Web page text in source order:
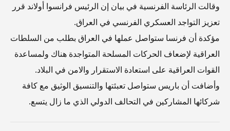
وقالت الرئاسة الفرنسية في بيان إن الرئيس فرانسوا أولاند قرر
تعزيز التواجد العسكري الفرنسي في العراق.
مؤكدة أن فرنسا ستواصل عملها في العراق بطلب من السلطات
العراقية لإضعاف الحركات المسلحة المتواجدة هناك ولمساعدة
القوات العراقية على استعادة الاستقرار والامن في البلاد.
وأضافت أن باريس ستواصل تعبئتها والتنسيق الوثيق مع كافة
شركائها المشاركين في التحالف الدولي الذي ما زال يتسع.